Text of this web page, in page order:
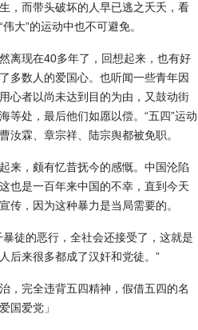
，而带头破坏的人早已逃之夭夭，看
大”的运动中也不可避免。
离现在40多年了，回想起来，也有好
多数人的爱国心。也听闻一些青年因
心者以尚未达到目的为由，又鼓动街
等处，最后他们如愿以偿。“五四”运动
汝霖、章宗祥、陆宗舆都被免职。
来，颇有忆昔抚今的感慨。中国沦陷
也是一百年来中国的不幸，直到今天
传，因为这种暴力是当局需要的。
徒的恶行，全社会还接受了，这就是
后来很多都成了汉奸和党徒。”
，完全违背五四精神，假借五四的名
国爱党」